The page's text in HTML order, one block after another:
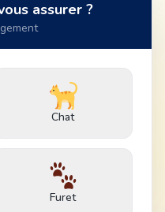
assurer ?
Chat
Furet